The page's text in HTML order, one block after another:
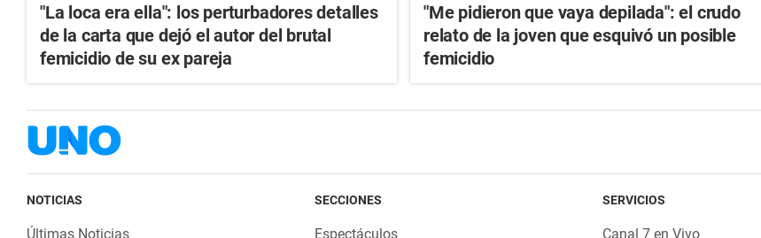
"La loca era ella": los perturbadores detalles
de la carta que dejó el autor del brutal
femicidio de su ex pareja
"Me pidieron que vaya depilada": el crudo
relato de la joven que esquivó un posible
femicidio
NOTICIAS
Últimas Noticias
SECCIONES
Espectáculos
SERVICIOS
Canal 7 en Vivo